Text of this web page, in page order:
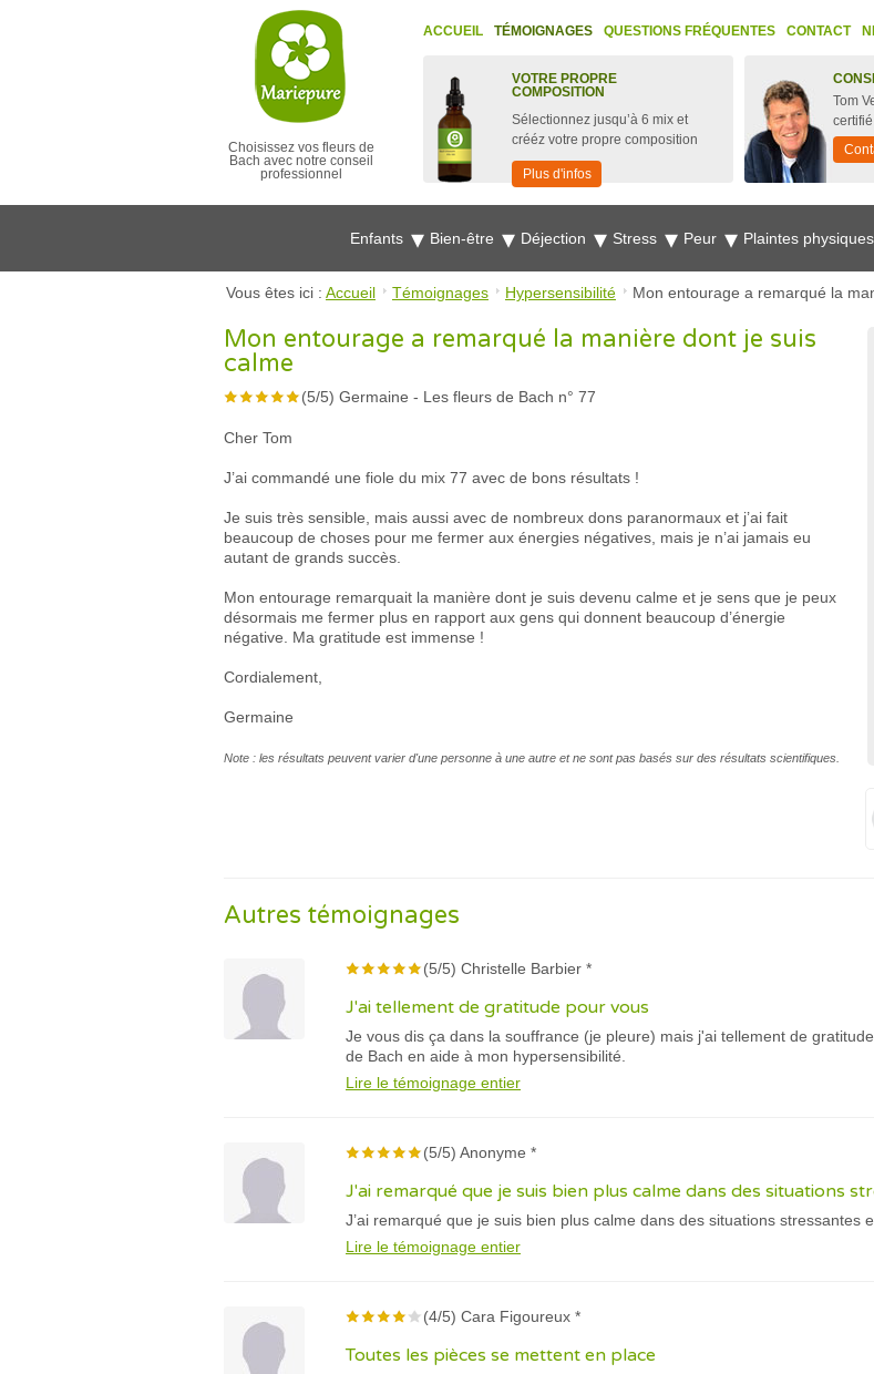
Choisissez vos fleurs de
Bach avec notre conseil
professionnel
ACCUEIL TÉMOIGNAGES QUESTIONS FRÉQUENTES CONTACT
VOTRE PROPRE
COMPOSITION
Sélectionnez jusqu’à 6 mix et
crééz votre propre composition
Plus d'infos
Tom
Enfants Bien-être Déjection Stress Peur Plaintes physiques
Vous êtes ici : Accueil Témoignages Hypersensibilité Mon entourage a remarqué la
Mon entourage a remarqué la manière dont je suis
calme
(5/5) Germaine - Les fleurs de Bach n° 77
Cher Tom
J’ai commandé une fiole du mix 77 avec de bons résultats !
Je suis très sensible, mais aussi avec de nombreux dons paranormaux et j’ai fait
beaucoup de choses pour me fermer aux énergies négatives, mais je n’ai jamais eu
autant de grands succès.
Mon entourage remarquait la manière dont je suis devenu calme et je sens que je peux
désormais me fermer plus en rapport aux gens qui donnent beaucoup d’énergie
négative. Ma gratitude est immense !
Cordialement,
Germaine
Note : les résultats peuvent varier d'une personne à une autre et ne sont pas basés sur des résultats scientifiques.
Autres témoignages
(5/5) Christelle Barbier *
J'ai tellement de gratitude pour vous
Je vous dis ça dans la souffrance (je pleure) mais j'ai tellement de
de Bach en aide à mon hypersensibilité.
Lire le témoignage entier
(5/5) Anonyme *
J'ai remarqué que je suis bien plus calme dans des situations
J’ai remarqué que je suis bien plus calme dans des situations stressantes
Lire le témoignage entier
(4/5) Cara Figoureux *
Toutes les pièces se mettent en place